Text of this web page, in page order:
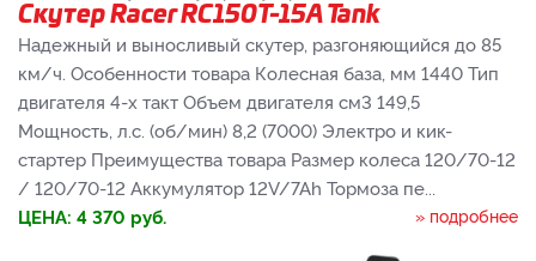
Cкутер Racer RC150T-15A Tank
Надежный и выносливый скутер, разгоняющийся до 85
км/ч. Особенности товара Колесная база, мм 1440 Тип
двигателя 4-х такт Объем двигателя см3 149,5
Мощность, л.с. (об/мин) 8,2 (7000) Электро и кик-
стартер Преимущества товара Размер колеса 120/70-12
/ 120/70-12 Аккумулятор 12V/7Ah Тормоза пе...
ЦЕНА: 4 370 руб. » подробнее